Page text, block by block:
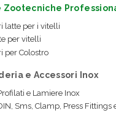
latte per i vitelli
per vitelli
per Colostro
e Accessori Inox
e Lamiere Inox
Sms, Clamp, Press Fittings